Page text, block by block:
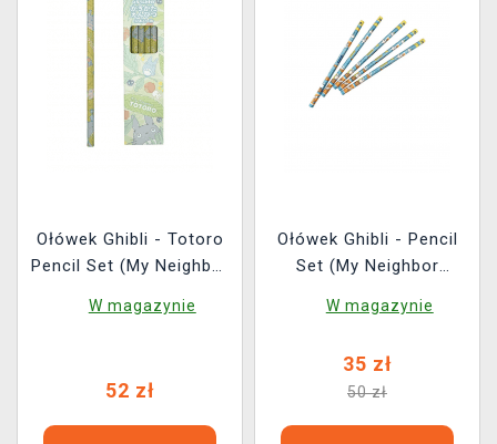
Ołówek Ghibli - Totoro
Pencil Set (My Neighbor
W magazynie
52 zł
Ołówek Ghibli - Pencil
Set (My Neighbor
W magazynie
35 zł
50 zł